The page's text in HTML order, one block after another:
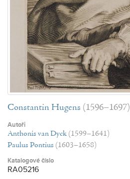
Constantin Hugens (1596–1697)
Autoři
Anthonis van Dyck (1599–1641)
Paulus Pontius (1603–1658)
Katalogové číslo
RA05216